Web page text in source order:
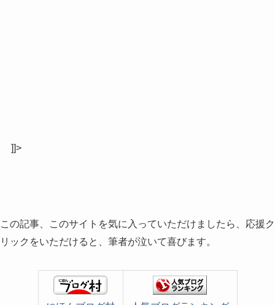
]]>
この記事、このサイトを気に入っていただけましたら、応援ク
リックをいただけると、筆者が泣いて喜びます。